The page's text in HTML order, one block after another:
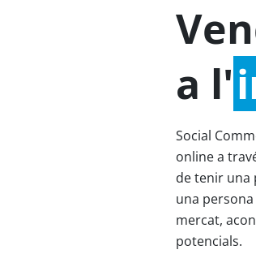
a l'
Social
online a
de tenir una
una
mercat,
potencials.